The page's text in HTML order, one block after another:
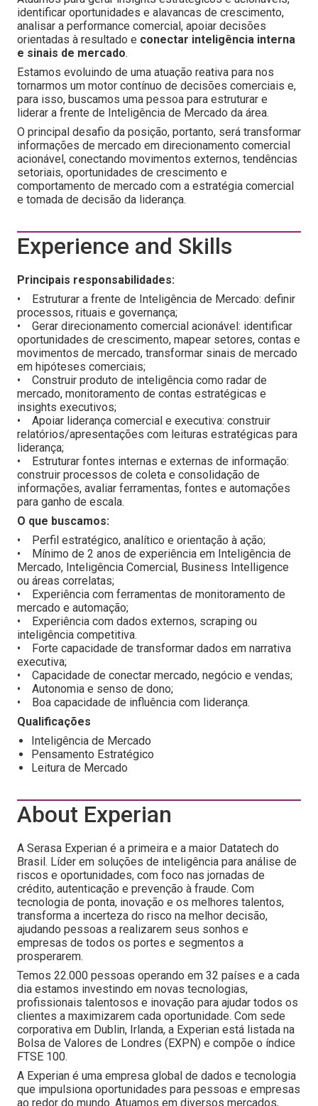
identificar oportunidades e alavancas de crescimento,
analisar a performance comercial, apoiar decisões
orientadas à resultado e conectar inteligência interna
e sinais de mercado.
Estamos evoluindo de uma atuação reativa para nos
tornarmos um motor contínuo de decisões comerciais e,
para isso, buscamos uma pessoa para estruturar e
liderar a frente de Inteligência de Mercado da área.
O principal desafio da posição, portanto, será transformar
informações de mercado em direcionamento comercial
acionável, conectando movimentos externos, tendências
setoriais, oportunidades de crescimento e
comportamento de mercado com a estratégia comercial
e tomada de decisão da liderança.
Experience and Skills
Principais responsabilidades:
• Estruturar a frente de Inteligência de Mercado: definir
processos, rituais e governança;
• Gerar direcionamento comercial acionável: identificar
oportunidades de crescimento, mapear setores, contas e
movimentos de mercado, transformar sinais de mercado
em hipóteses comerciais;
• Construir produto de inteligência como radar de
mercado, monitoramento de contas estratégicas e
insights executivos;
• Apoiar liderança comercial e executiva: construir
relatórios/apresentações com leituras estratégicas para
liderança;
• Estruturar fontes internas e externas de informação:
construir processos de coleta e consolidação de
informações, avaliar ferramentas, fontes e automações
para ganho de escala.
O que buscamos:
• Perfil estratégico, analítico e orientação à ação;
• Mínimo de 2 anos de experiência em Inteligência de
Mercado, Inteligência Comercial, Business Intelligence
ou áreas correlatas;
• Experiência com ferramentas de monitoramento de
mercado e automação;
• Experiência com dados externos, scraping ou
inteligência competitiva.
• Forte capacidade de transformar dados em narrativa
executiva;
• Capacidade de conectar mercado, negócio e vendas;
• Autonomia e senso de dono;
• Boa capacidade de influência com liderança.
Qualificações
Inteligência de Mercado
Pensamento Estratégico
Leitura de Mercado
About Experian
A Serasa Experian é a primeira e a maior Datatech do
Brasil. Líder em soluções de inteligência para análise de
riscos e oportunidades, com foco nas jornadas de
crédito, autenticação e prevenção à fraude. Com
tecnologia de ponta, inovação e os melhores talentos,
transforma a incerteza do risco na melhor decisão,
ajudando pessoas a realizarem seus sonhos e
empresas de todos os portes e segmentos a
prosperarem.
Temos 22.000 pessoas operando em 32 países e a cada
dia estamos investindo em novas tecnologias,
profissionais talentosos e inovação para ajudar todos os
clientes a maximizarem cada oportunidade. Com sede
corporativa em Dublin, Irlanda, a Experian está listada na
Bolsa de Valores de Londres (EXPN) e compõe o índice
FTSE 100.
A Experian é uma empresa global de dados e tecnologia
que impulsiona oportunidades para pessoas e empresas
ao redor do mundo. Atuamos em diversos mercados,